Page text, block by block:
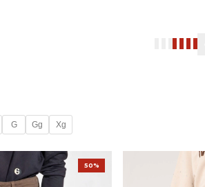
G Gg Xg
50%